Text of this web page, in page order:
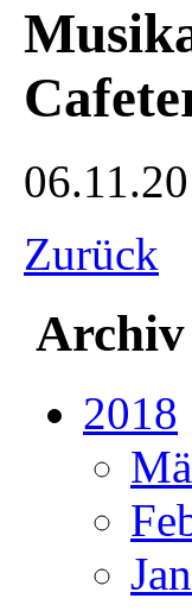
Zurück
Archiv
2018